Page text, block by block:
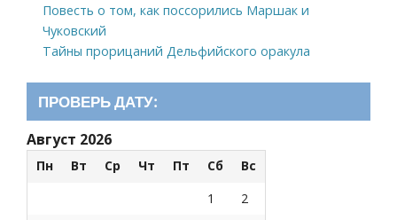
Повесть о том, как поссорились Маршак и
Чуковский
Тайны прорицаний Дельфийского оракула
ПРОВЕРЬ ДАТУ:
Август 2026
Пн Вт Ср Чт Пт Сб
Вс
1
2